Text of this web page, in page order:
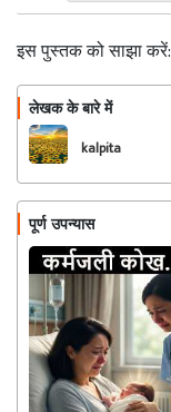
इस पुस्तक को साझा करें:
लेखक के बारे में
kalpita
पूर्ण उपन्यास